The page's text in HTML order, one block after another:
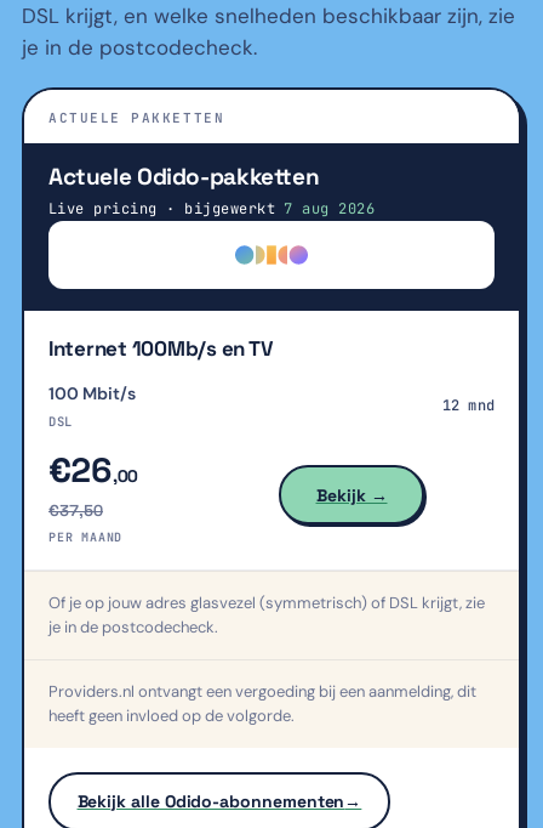
DSL krijgt, en welke snelheden beschikbaar zijn, zie
je in de postcodecheck.
ACTUELE PAKKETTEN
Actuele Odido-pakketten
Live pricing · bijgewerkt 7 aug 2026
Internet 100Mb/s en TV
100 Mbit/s
DSL
12 mnd
€26,00
€37,50
PER MAAND
Bekijk →
Of je op jouw adres glasvezel (symmetrisch) of DSL krijgt, zie
je in de postcodecheck.
Providers.nl ontvangt een vergoeding bij een aanmelding, dit
heeft geen invloed op de volgorde.
Bekijk alle Odido-abonnementen→